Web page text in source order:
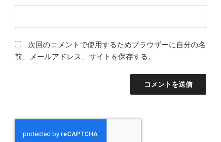
次回のコメントで使用するためブラウザーに自分の名
前、メールアドレス、サイトを保存する。